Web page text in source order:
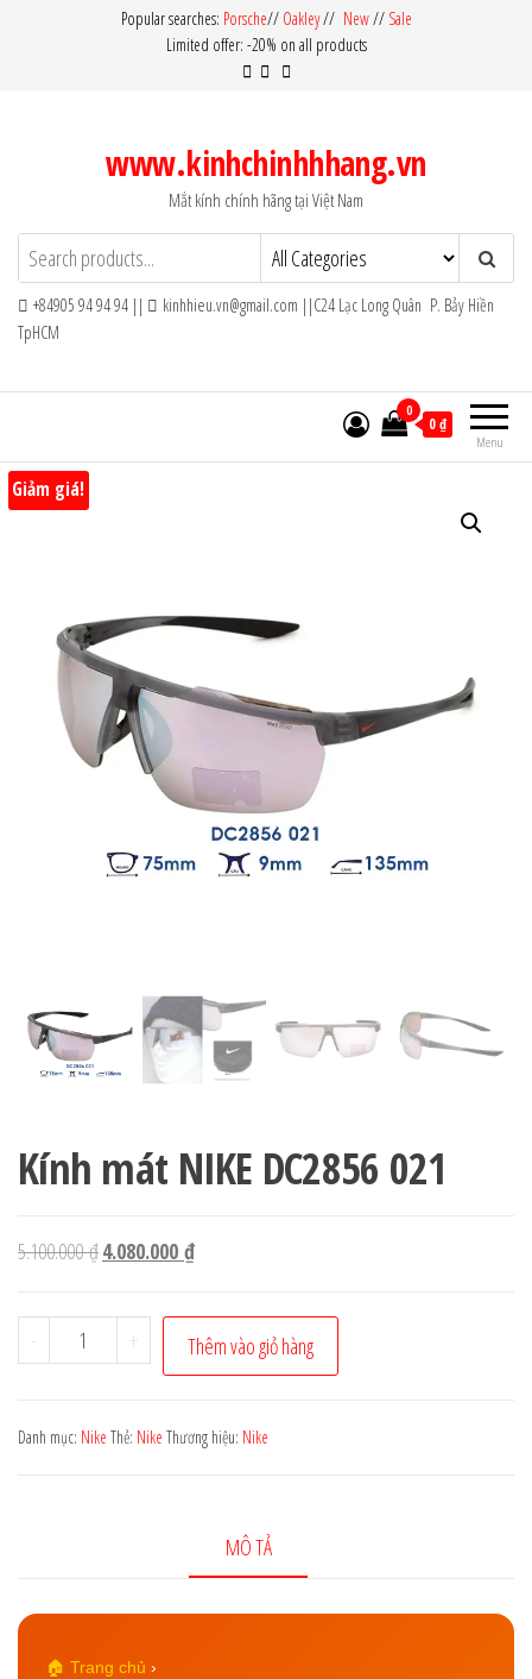
Popular searches: Porsche// Oakley// New// Sale
Limited offer: -20% on all products
www.kinhchinhhhang.vn
Mắt kính chính hãng tại Việt Nam
+84905 94 94 94 ||
kinhhieu.vn@gmail.com ||C24 Lạc Long Quân P. Bảy Hiền
TpHCM
Menu
0
0 ₫
Giảm giá!
Kính mát NIKE DC2856 021
5.100.000₫Giá
là:
5.100.000 ₫.
4.080.000 ₫Giá
tại
là:
4.080.000 ₫.
-
Kính
mát
DC2856
+ Thêm vào giỏ hàng
Danh mục: Nike Thẻ: Nike Thương hiệu: Nike
MÔ TẢ
🏠 Trang chủ ›